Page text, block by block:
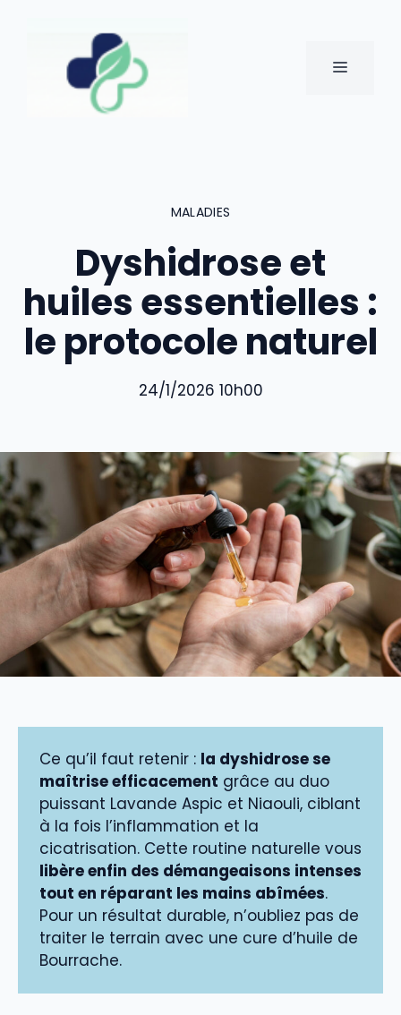
MENU
MALADIES
Dyshidrose et
huiles essentielles :
le protocole naturel
24/1/2026 10h00
Ce qu’il faut retenir : la dyshidrose se
maîtrise efficacement grâce au duo
puissant Lavande Aspic et Niaouli, ciblant
à la fois l’inflammation et la
cicatrisation. Cette routine naturelle vous
libère enfin des démangeaisons intenses
tout en réparant les mains abîmées.
Pour un résultat durable, n’oubliez pas de
traiter le terrain avec une cure d’huile de
Bourrache.